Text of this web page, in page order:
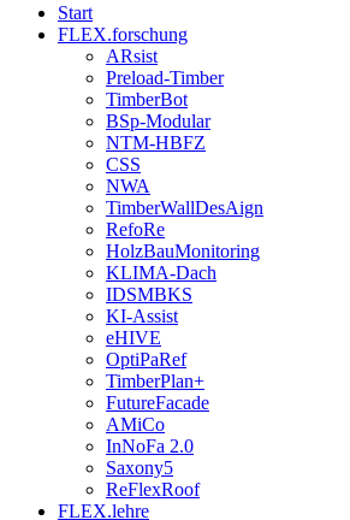
Start
FLEX.forschung
ARsist
Preload-Timber
TimberBot
BSp-Modular
NTM-HBFZ
CSS
NWA
TimberWallDesAign
RefoRe
HolzBauMonitoring
KLIMA-Dach
IDSMBKS
KI-Assist
eHIVE
OptiPaRef
TimberPlan+
FutureFacade
AMiCo
InNoFa 2.0
Saxony5
ReFlexRoof
FLEX.lehre